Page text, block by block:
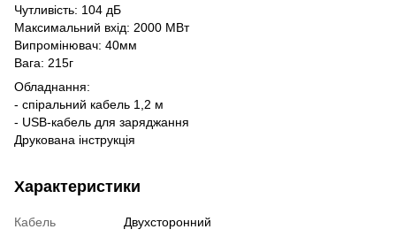
Чутливість: 104 дБ
Максимальний вхід: 2000 МВт
Випромінювач: 40мм
Вага: 215г
Обладнання:
- спіральний кабель 1,2 м
- USB-кабель для заряджання
Друкована інструкція
Характеристики
Кабель
Двухсторонний